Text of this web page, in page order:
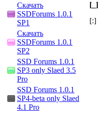
Скачать
SSDForums 1.0.1
SP1
Скачать
SSDForums 1.0.1
SP2
SSD Forums 1.0.1
SP3 only Slaed 3.5
Pro
SSD Forums 1.0.1
SP4-beta only Slaed
4.1 Pro
[_]
[:]